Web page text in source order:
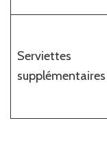
Serviettes
supplémentaires